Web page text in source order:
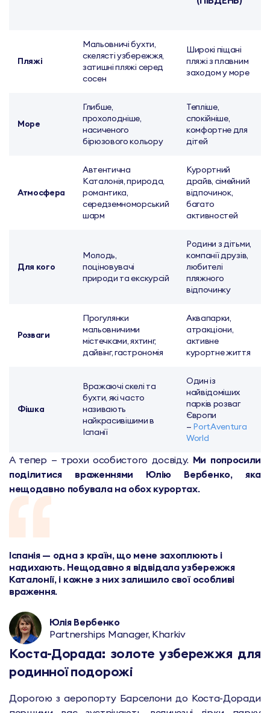
Пляжі
Мальовничі бухти,
скелясті узбережжя,
затишні пляжі серед
сосен
Широкі піщані
пляжі з плавним
заходом у море
Море
Глибше,
прохолодніше,
насиченого
бірюзового кольору
Тепліше,
спокійніше,
комфортне для
дітей
Атмосфера
Автентична
Каталонія, природа,
романтика,
середземноморський
шарм
Курортний
драйв, сімейний
відпочинок,
багато
активностей
Для кого
Молодь,
поціновувачі
природи та екскурсій
Родини з дітьми,
компанії друзів,
любителі
пляжного
відпочинку
Розваги
Прогулянки
мальовничими
містечками, яхтинг,
дайвінг, гастрономія
Аквапарки,
атракціони,
активне
курортне життя
Фішка
Вражаючі скелі та
бухти, які часто
називають
найкрасивішими в
Іспанії
Один із
найвідоміших
парків розваг
Європи
— PortAventura
World
А тепер — трохи особистого досвіду. Ми попросили
поділитися враженнями Юлію Вербенко, яка
нещодавно побувала на обох курортах.
Іспанія — одна з країн, що мене захоплюють і
надихають. Нещодавно я відвідала узбережжя
Каталонії, і кожне з них залишило свої особливі
враження.
Юлія Вербенко
Partnerships Manager, Kharkiv
Коста-Дорада: золоте узбережжя для
родинної подорожі
Дорогою з аеропорту Барселони до Коста-Доради